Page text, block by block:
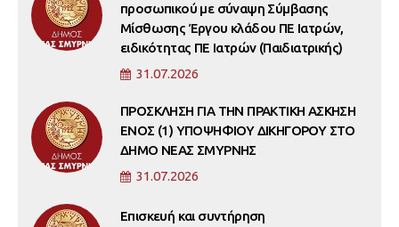
προσωπικού με σύναψη Σύμβασης
Μίσθωσης Έργου κλάδου ΠΕ Ιατρών,
ειδικότητας ΠΕ Ιατρών (Παιδιατρικής)
31.07.2026
ΠΡΟΣΚΛΗΣΗ ΓΙΑ ΤΗΝ ΠΡΑΚΤΙΚΗ ΑΣΚΗΣΗ
ΕΝΟΣ (1) ΥΠΟΨΗΦΙΟΥ ΔΙΚΗΓΟΡΟΥ ΣΤΟ
ΔΗΜΟ ΝΕΑΣ ΣΜΥΡΝΗΣ
31.07.2026
Επισκευή και συντήρηση